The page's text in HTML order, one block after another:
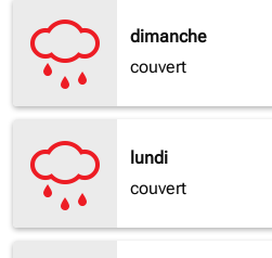
dimanche
couvert
lundi
couvert